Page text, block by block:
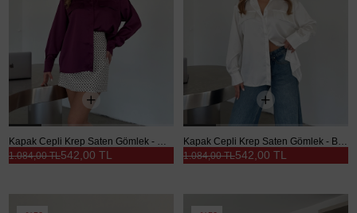
542,00 TL
1.084,00 TL 542,00 TL
1.084,00 TL